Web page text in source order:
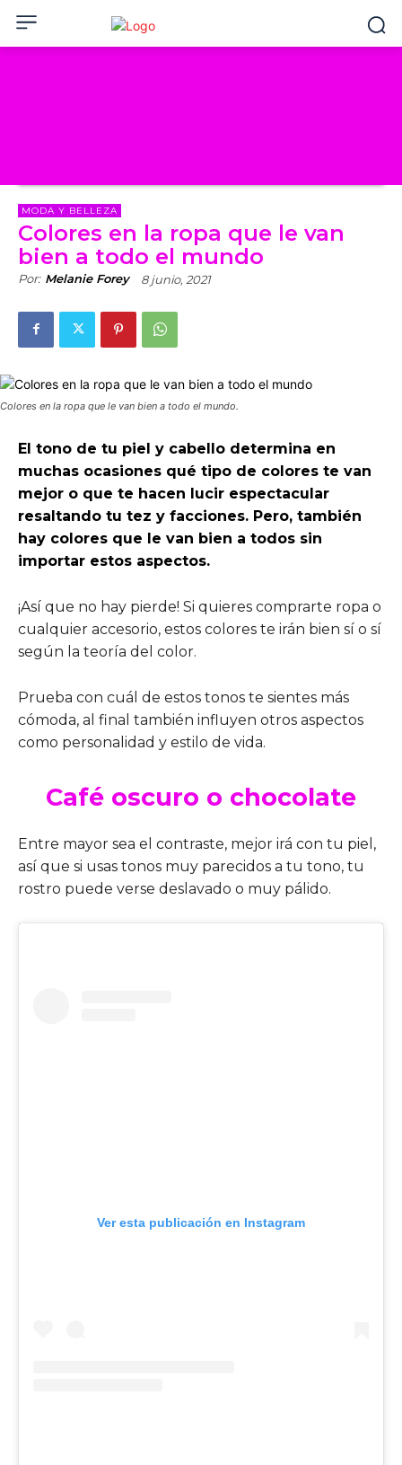
MODA Y BELLEZA
Colores en la ropa que le van
bien a todo el mundo
Por: Melanie Forey 8 junio, 2021
Colores en la ropa que le van bien a todo el mundo.
El tono de tu piel y cabello determina en
muchas ocasiones qué tipo de colores te van
mejor o que te hacen lucir espectacular
resaltando tu tez y facciones. Pero, también
hay colores que le van bien a todos sin
importar estos aspectos.
¡Así que no hay pierde! Si quieres comprarte ropa o
cualquier accesorio, estos colores te irán bien sí o sí
según la teoría del color.
Prueba con cuál de estos tonos te sientes más
cómoda, al final también influyen otros aspectos
como personalidad y estilo de vida.
Café oscuro o chocolate
Entre mayor sea el contraste, mejor irá con tu piel,
así que si usas tonos muy parecidos a tu tono, tu
rostro puede verse deslavado o muy pálido.
Ver esta publicación en Instagram